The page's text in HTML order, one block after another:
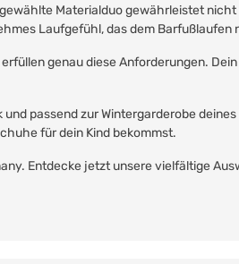
Materialduo gewährleistet nicht
Laufgefühl, das dem Barfußlaufen
genau diese Anforderungen.
passend zur Wintergarderobe
für dein Kind bekommst.
Entdecke jetzt unsere vielfältige